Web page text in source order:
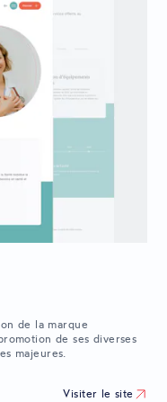
de la marque
de ses diverses
majeures.
Visiter le site